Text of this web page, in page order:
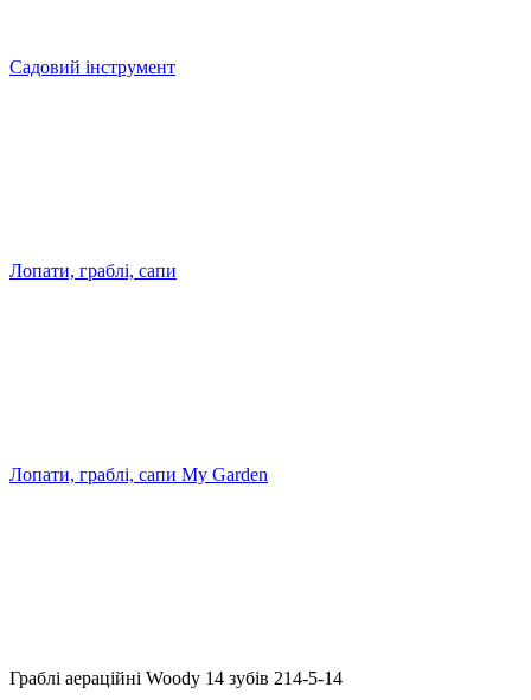
Садовий інструмент
Лопати, граблі, сапи
Лопати, граблі, сапи My Garden
Граблі аераційні Woody 14 зубів 214-5-14